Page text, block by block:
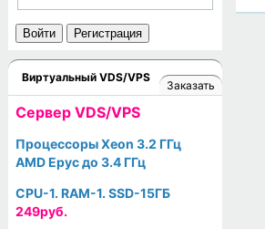
Войти Регистрация
Виртуальный VDS/VPS
Заказать
Cервер VDS/VPS
Процессоры Xeon 3.2 ГГц
AMD Epyc до 3.4 ГГц
CPU-1. RAM-1. SSD-15ГБ
249руб.